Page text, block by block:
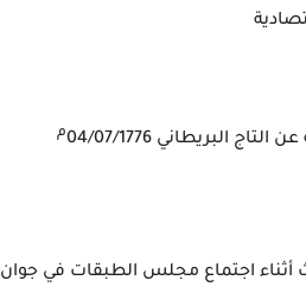
والاقتصادية
البريطاني 04/07/1776 م
اجتماع مجلس الطبقات في جوان 1789